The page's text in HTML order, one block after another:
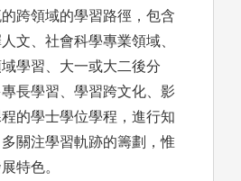
跨領域的學習路徑，包含
文、社會科學專業領域、
學習、大一或大二後分
長學習、學習跨文化、影
的學士學位學程，進行知
關注學習軌跡的籌劃，惟
特色。